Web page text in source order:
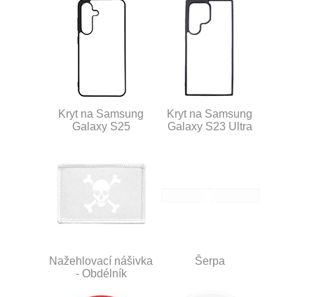
Kryt na Samsung
Galaxy S25
Kryt na Samsung
Galaxy S23 Ultra
Nažehlovací nášivka
- Obdélník
Šerpa